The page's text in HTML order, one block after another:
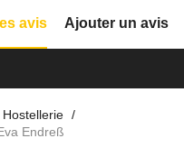
Hostellerie
Endreß
avis Ajouter un avis